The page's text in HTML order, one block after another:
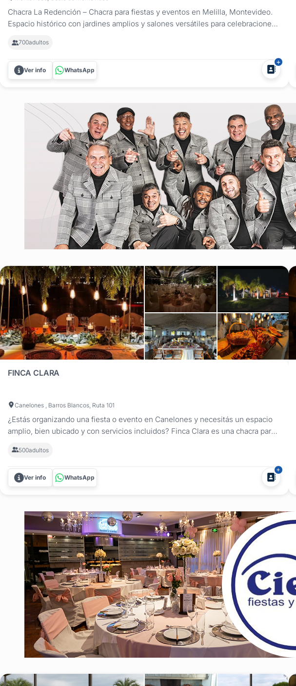
Chacra La Redención – Chacra para fiestas y eventos en Melilla, Montevideo.
Espacio histórico con jardines amplios y salones versátiles para celebraciones
eventos con valor patrimonial, ideal para quienes buscan un lugar...
700adultos
Ver info WhatsApp
FINCA CLARA
Canelones , Barros Blancos, Ruta 101
¿Estás organizando una fiesta o evento en Canelones y necesitás un espacio
amplio, bien ubicado y con servicios incluidos? Finca Clara es una chacra para
a minutos de Montevideo. Con más de 3000 m² de jardines, la...
500adultos
Ver info WhatsApp